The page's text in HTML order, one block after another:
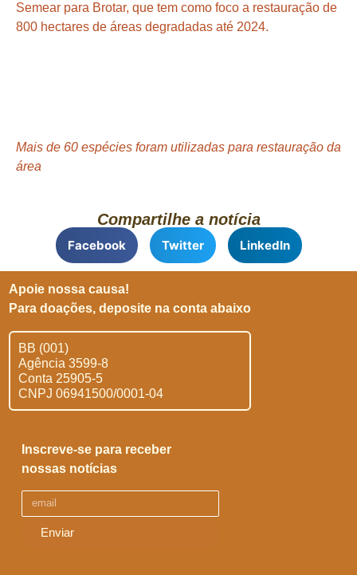
Semear para Brotar, que tem como foco a restauração de
800 hectares de áreas degradadas até 2024.
Mais de 60 espécies foram utilizadas para restauração da
área
Compartilhe a notícia
Facebook Twitter LinkedIn
Apoie nossa causa!
Para doações, deposite na conta abaixo
BB (001)
Agência 3599-8
Conta 25905-5
CNPJ 06941500/0001-04
Enviar
Inscreve-se para receber
nossas notícias